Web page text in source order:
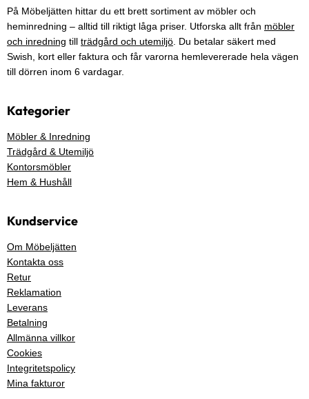
På Möbeljätten hittar du ett brett sortiment av möbler och
heminredning – alltid till riktigt låga priser. Utforska allt från möbler
och inredning till trädgård och utemiljö. Du betalar säkert med
Swish, kort eller faktura och får varorna hemlevererade hela vägen
till dörren inom 6 vardagar.
Kategorier
Möbler & Inredning
Trädgård & Utemiljö
Kontorsmöbler
Hem & Hushåll
Kundservice
Om Möbeljätten
Kontakta oss
Retur
Reklamation
Leverans
Betalning
Allmänna villkor
Cookies
Integritetspolicy
Mina fakturor